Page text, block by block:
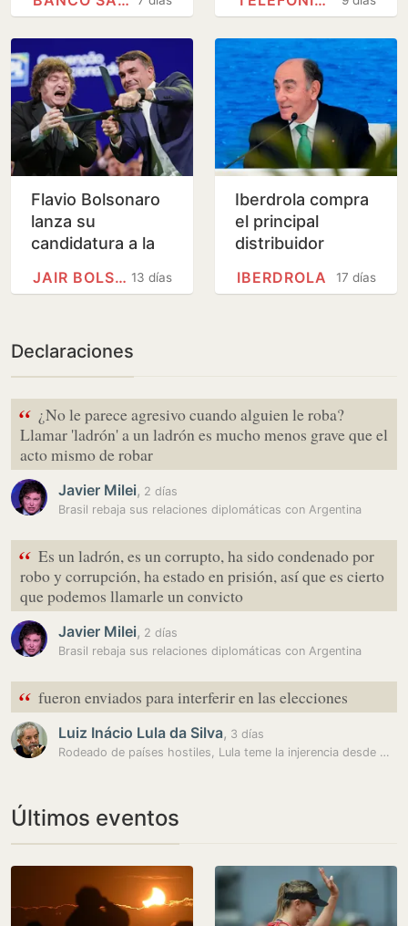
10% que aún no
su…
previsiones para
Flavio Bolsonaro
lanza su
candidatura a la
Brasil
13 días
JAIR BOLSONARO
Iberdrola compra
el principal
distribuidor
Finlandia por
17 días
IBERDROLA
Declaraciones
“ ¿No le parece agresivo cuando alguien le roba?
Llamar 'ladrón' a un ladrón es mucho menos grave que el
acto mismo de robar
Javier Milei, 2 días
Brasil rebaja sus relaciones diplomáticas con Argentina
“ Es un ladrón, es un corrupto, ha sido condenado por
robo y corrupción, ha estado en prisión, así que es cierto
que podemos llamarle un convicto
Javier Milei, 2 días
Brasil rebaja sus relaciones diplomáticas con Argentina
“ fueron enviados para interferir en las elecciones
Luiz Inácio Lula da Silva, 3 días
Rodeado de países hostiles, Lula teme la injerencia desde Washington a…
Últimos eventos